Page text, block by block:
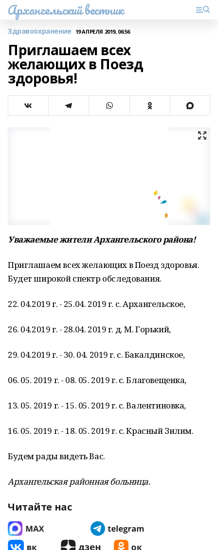
Архангельский вестник
Здравоохранение 19 АПРЕЛЯ 2019, 06:56
Приглашаем всех
желающих в Поезд
здоровья!
Уважаемые жители Архангельского района!
Приглашаем всех желающих в Поезд здоровья.
Будет широкой спектр обследования.
22. 04.2019 г. - 25.04. 2019 г. с. Архангельское,
26. 04.2019 г. - 28.04. 2019 г. д. М. Горький,
29. 04.2019 г. - 30. 04. 2019 г. с. Бакалдинское,
06. 05. 2019 г. - 08. 05. 2019 г. с. Благовещенка,
13. 05. 2019 г. - 15. 05. 2019 г. с. Валентиновка,
16. 05. 2019 г. - 18. 05. 2019 г. с. Красный Зилим.
Будем рады видеть Вас.
Архангельская районная больница.
Читайте нас